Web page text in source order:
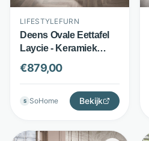
LIFESTYLEFURN
Deens Ovale Eettafel
Laycie - Keramiek
Travertin-look - 215cm
- Bruin - LifestyleFurn
€879,00
S SoHome Bekijk